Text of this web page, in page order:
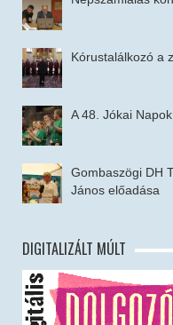
Kórustalálkozó a
A 48. Jókai
Gombaszögi DH
János előadása
DIGITALIZÁLT MÚLT